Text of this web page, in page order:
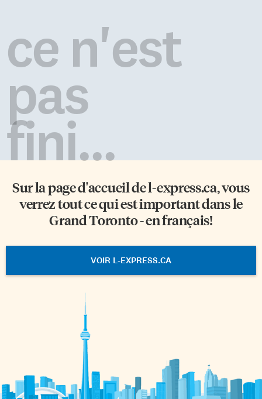
ce n'est
pas
fini...
Sur la page d'accueil del-express.ca, vous
verrez tout ce qui est important dans le
Grand Toronto - en français!
VOIR L-EXPRESS.CA